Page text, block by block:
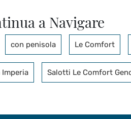
a Navigare
con penisola Le Comfort
Imperia Salotti Le Comfort